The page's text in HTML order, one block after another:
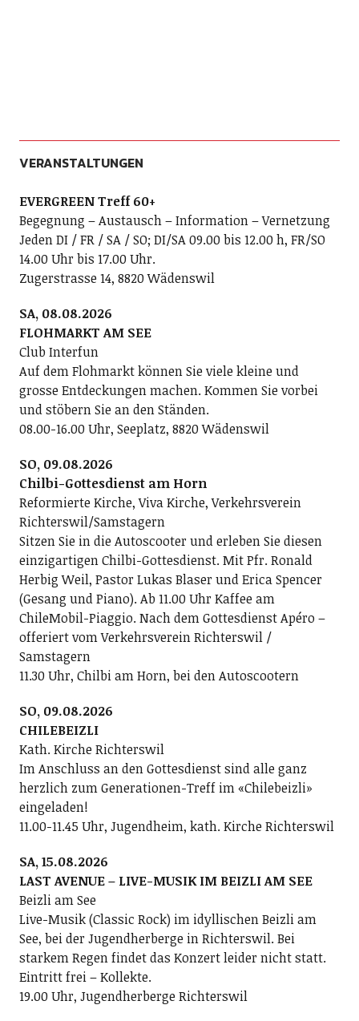
VERANSTALTUNGEN
EVERGREEN Treff 60+
Begegnung – Austausch – Information – Vernetzung
Jeden DI / FR / SA / SO; DI/SA 09.00 bis 12.00 h, FR/SO
14.00 Uhr bis 17.00 Uhr.
Zugerstrasse 14, 8820 Wädenswil
SA, 08.08.2026
FLOHMARKT AM SEE
Club Interfun
Auf dem Flohmarkt können Sie viele kleine und
grosse Entdeckungen machen. Kommen Sie vorbei
und stöbern Sie an den Ständen.
08.00-16.00 Uhr, Seeplatz, 8820 Wädenswil
SO, 09.08.2026
Chilbi-Gottesdienst am Horn
Reformierte Kirche, Viva Kirche, Verkehrsverein
Richterswil/Samstagern
Sitzen Sie in die Autoscooter und erleben Sie diesen
einzigartigen Chilbi-Gottesdienst. Mit Pfr. Ronald
Herbig Weil, Pastor Lukas Blaser und Erica Spencer
(Gesang und Piano). Ab 11.00 Uhr Kaffee am
ChileMobil-Piaggio. Nach dem Gottesdienst Apéro –
offeriert vom Verkehrsverein Richterswil /
Samstagern
11.30 Uhr, Chilbi am Horn, bei den Autoscootern
SO, 09.08.2026
CHILEBEIZLI
Kath. Kirche Richterswil
Im Anschluss an den Gottesdienst sind alle ganz
herzlich zum Generationen-Treff im «Chilebeizli»
eingeladen!
11.00-11.45 Uhr, Jugendheim, kath. Kirche Richterswil
SA, 15.08.2026
LAST AVENUE – LIVE-MUSIK IM BEIZLI AM SEE
Beizli am See
Live-Musik (Classic Rock) im idyllischen Beizli am
See, bei der Jugendherberge in Richterswil. Bei
starkem Regen findet das Konzert leider nicht statt.
Eintritt frei – Kollekte.
19.00 Uhr, Jugendherberge Richterswil